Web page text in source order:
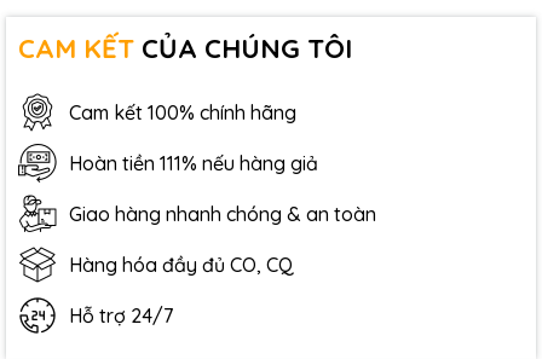
CAM KẾT CỦA CHÚNG TÔI
Cam kết 100% chính hãng
Hoàn tiền 111% nếu hàng giả
Giao hàng nhanh chóng & an toàn
Hàng hóa đầy đủ CO, CQ
Hỗ trợ 24/7